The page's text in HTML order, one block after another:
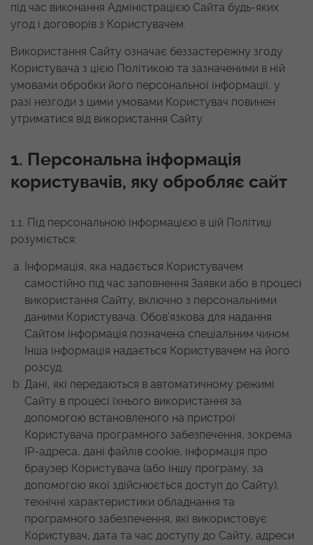
під час виконання Адміністрацією Сайта будь-яких
угод і договорів з Користувачем.
Використання Сайту означає беззастережну згоду
Користувача з цією Політикою та зазначеними в ній
умовами обробки його персональної інформації, у
разі незгоди з цими умовами Користувач повинен
утриматися від використання Сайту.
1. Персональна інформація
користувачів, яку обробляє сайт
1.1. Під персональною інформацією в цій Політиці
розуміється:
Інформація, яка надається Користувачем
самостійно під час заповнення Заявки або в процесі
використання Сайту, включно з персональними
даними Користувача. Обов’язкова для надання
Сайтом інформація позначена спеціальним чином.
Інша інформація надається Користувачем на його
розсуд.
Дані, які передаються в автоматичному режимі
Сайту в процесі їхнього використання за
допомогою встановленого на пристрої
Користувача програмного забезпечення, зокрема
IP-адреса, дані файлів cookie, інформація про
браузер Користувача (або іншу програму, за
допомогою якої здійснюється доступ до Сайту),
технічні характеристики обладнання та
програмного забезпечення, які використовує
Користувач, дата та час доступу до Сайту, адреси